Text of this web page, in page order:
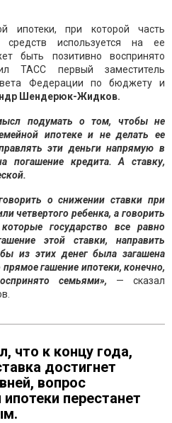
ипотеки, при которой часть
средств используется на ее
быть позитивно воспринято
ТАСС первый заместитель
Федерации по бюджету и
Шендерюк-Жидков.
подумать о том, чтобы не
ипотеке и не делать ее
эти деньги напрямую в
погашение кредита. А ставку,
о снижении ставки при
четвертого ребенка, а говорить
государство все равно
этой ставки, направить
из этих денег была загашена
гашение ипотеки, конечно,
семьями», — сказал
что к концу года,
достигнет
вопрос
перестанет